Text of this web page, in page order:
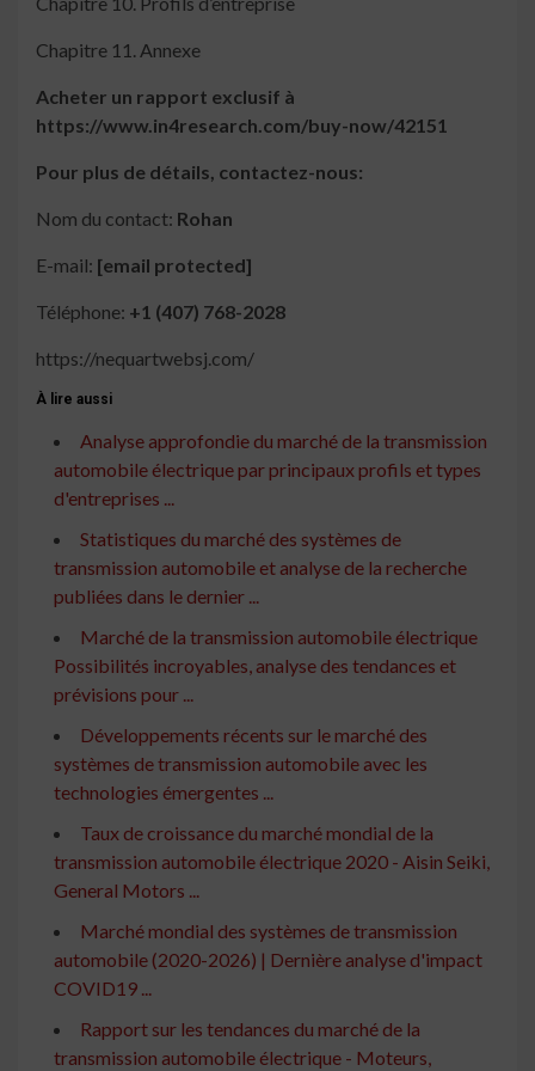
Chapitre 11. Annexe
Acheter un rapport exclusif à
https://www.in4research.com/buy-now/42151
Pour plus de détails, contactez-nous:
Nom du contact: Rohan
E-mail: [email protected]
Téléphone: +1 (407) 768-2028
https://nequartwebsj.com/
À lire aussi
Analyse approfondie du marché de la transmission
automobile électrique par principaux profils et types
d'entreprises ...
Statistiques du marché des systèmes de
transmission automobile et analyse de la recherche
publiées dans le dernier ...
Marché de la transmission automobile électrique
Possibilités incroyables, analyse des tendances et
prévisions pour ...
Développements récents sur le marché des
systèmes de transmission automobile avec les
technologies émergentes ...
Taux de croissance du marché mondial de la
transmission automobile électrique 2020 - Aisin Seiki,
General Motors ...
Marché mondial des systèmes de transmission
automobile (2020-2026) | Dernière analyse d'impact
COVID19 ...
Rapport sur les tendances du marché de la
transmission automobile électrique - Moteurs,